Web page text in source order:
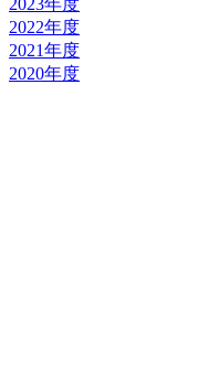
2023年度
2022年度
2021年度
2020年度